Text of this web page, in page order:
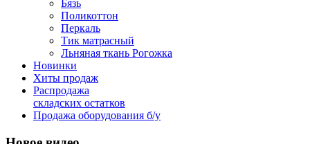
Бязь
Поликоттон
Перкаль
Тик матрасный
Льняная ткань Рогожка
Новинки
Хиты продаж
Распродажа
складских остатков
Продажа оборудования б/у